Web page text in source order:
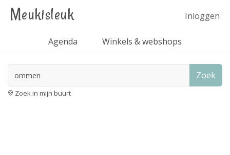
Meukisleuk Inloggen
Agenda Winkels & webshops
Zoek
Zoek in mijn buurt